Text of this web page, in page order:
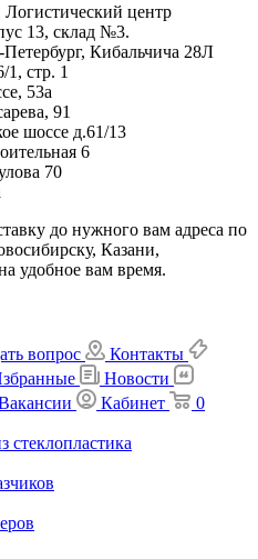
центр
13, склад №3.
Кибальчича 28Л
1, стр. 1
53а
91
шоссе д.61/13
6
70
до нужного вам адреса по
Казани,
удобное вам время.
вопрос
Контакты
Новости
Кабинет
0
стеклопластика